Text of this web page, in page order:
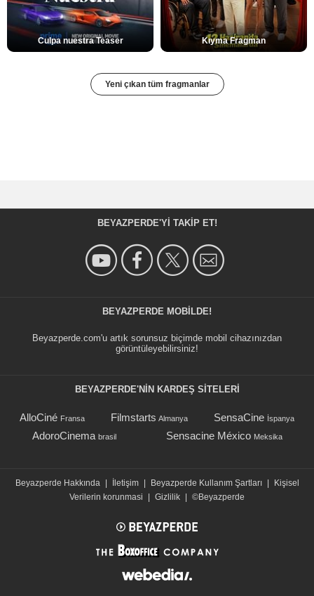
Culpa nuestra Teaser Kıyma Fragman
Yeni çıkan tüm fragmanlar
BEYAZPERDE'YI TAKIP ET!
BEYAZPERDE MOBILDE!
Beyazperde.com'u artık sorunsuz biçimde mobil cihazınızdan
görüntüleyebilirsiniz!
BEYAZPERDE'NIN KARDEŞ SİTELERİ
AlloCiné Fransa Filmstarts Almanya SensaCine İspanya
AdoroCinema brasil Sensacine México Meksika
Beyazperde Hakkında İletişim Beyazperde Kullanım Şartları
Kişisel
Verilerin korunmasi
Gizlilik ©Beyazperde